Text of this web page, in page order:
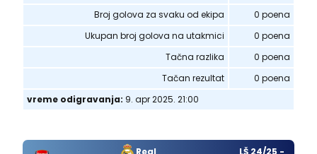
Broj golova za svaku od ekipa
0 poena
Ukupan broj golova na utakmici
0 poena
Tačna razlika
0 poena
Tačan rezultat
0 poena
vreme odigravanja: 9. apr 2025. 21:00
Real LŠ 24/25 -